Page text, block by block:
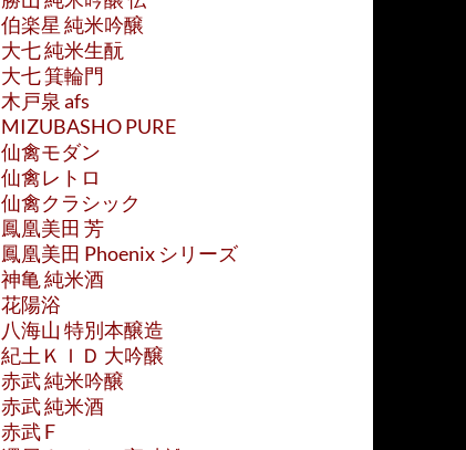
伯楽星 純米吟醸
大七 純米生酛
大七 箕輪門
木戸泉 afs
MIZUBASHO PURE
仙禽モダン
仙禽レトロ
仙禽クラシック
鳳凰美田 芳
鳳凰美田 Phoenix シリーズ
神亀 純米酒
花陽浴
八海山 特別本醸造
紀土ＫＩＤ 大吟醸
赤武 純米吟醸
赤武 純米酒
赤武 F